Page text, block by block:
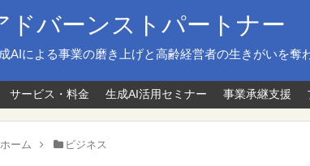
ドバーンストパートナー
AIによる事業の磨き上げと高齢経営者の生きがいを奪
サービス・料金 生成AI活用セミナー 事業承継支援
ホーム ビジネス